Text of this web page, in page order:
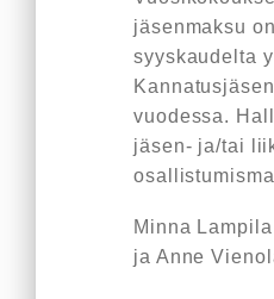
jäsenmaksu
syyskaudelta
vuodessa.
jäsen- ja/tai
Minna
ja Anne